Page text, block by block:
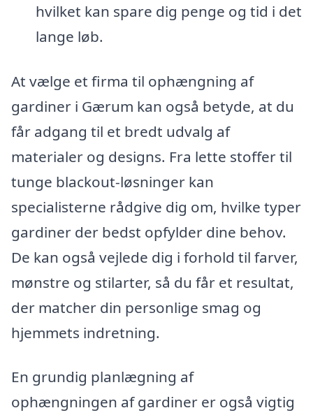
hvilket kan spare dig penge og tid i det
lange løb.
At vælge et firma til ophængning af
gardiner i Gærum kan også betyde, at du
får adgang til et bredt udvalg af
materialer og designs. Fra lette stoffer til
tunge blackout-løsninger kan
specialisterne rådgive dig om, hvilke typer
gardiner der bedst opfylder dine behov.
De kan også vejlede dig i forhold til farver,
mønstre og stilarter, så du får et resultat,
der matcher din personlige smag og
hjemmets indretning.
En grundig planlægning af
ophængningen af gardiner er også vigtig